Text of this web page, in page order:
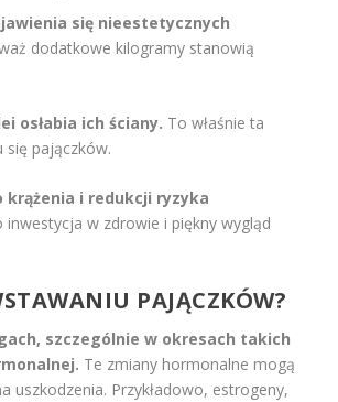
się nieestetycznych
dodatkowe kilogramy stanowią
osłabia ich ściany. To właśnie ta
się pajączków.
i redukcji ryzyka
inwestycja w zdrowie i piękny wygląd
PAJĄCZKÓW?
szczególnie w okresach takich
Te zmiany hormonalne mogą
uszkodzenia. Przykładowo, estrogeny,